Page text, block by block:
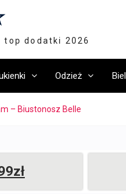
top dodatki 2026
Odzież
– Biustonosz Belle